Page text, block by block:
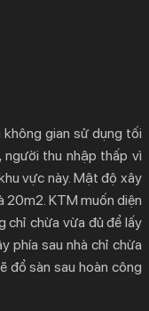
gian sử dụng tối
thu nhập thấp vì
vực này. Mật độ xây
20m2. KTM muốn diện
chỉ chừa vừa đủ để lấy
phía sau nhà chỉ chừa
đổ sàn sau hoàn công